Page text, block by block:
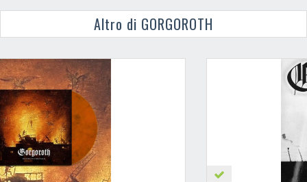
Altro di GORGOROTH